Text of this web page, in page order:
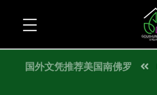
国外文凭推荐美国南佛罗